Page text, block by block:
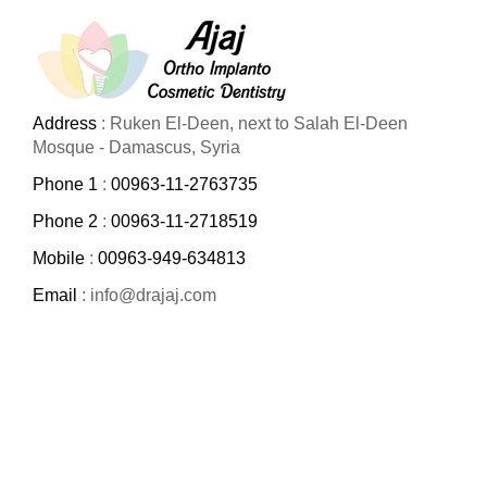
Address : Ruken El-Deen, next to Salah El-Deen
Mosque - Damascus, Syria
Phone 1 : 00963-11-2763735
Phone 2 : 00963-11-2718519
Mobile : 00963-949-634813
Email : info@drajaj.com